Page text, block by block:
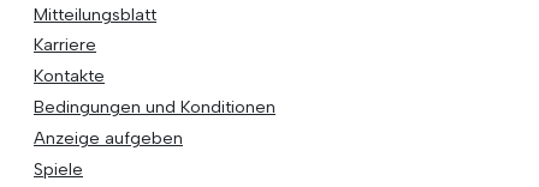
Mitteilungsblatt
Karriere
Kontakte
Bedingungen und Konditionen
Anzeige aufgeben
Spiele